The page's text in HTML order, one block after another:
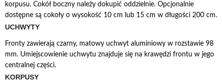
korpusu. Cokół boczny należy dokupić oddzielnie. Opcjonalnie
dostępne są cokoły o wysokość 10 cm lub 15 cm w długości 200 cm.
UCHWYTY
Fronty zawierają czarny, matowy uchwyt aluminiowy w rozstawie 98
mm. Umiejscowienie uchwytu znajduje się na krawędzi frontu w jego
centralnej części.
KORPUSY